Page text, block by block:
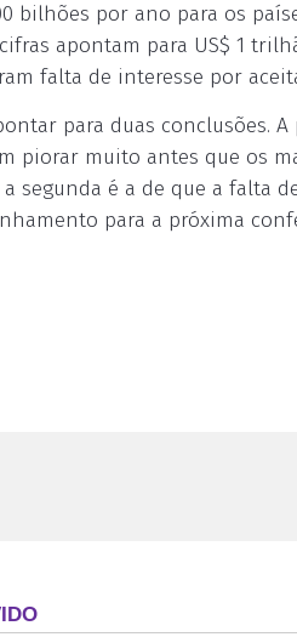
bilhões por ano para os
apontam para US$ 1
falta de interesse por
para duas conclusões.
piorar muito antes que os
segunda é a de que a falta
para a próxima